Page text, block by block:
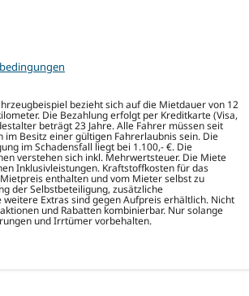
bezieht sich auf die Mietdauer von 12
Die Bezahlung erfolgt per Kreditkarte (Visa,
beträgt 23 Jahre. Alle Fahrer müssen seit
im Besitz einer gültigen Fahrerlaubnis sein. Die
im Schadensfall liegt bei 1.100,- €. Die
verstehen sich inkl. Mehrwertsteuer. Die Miete
Inklusivleistungen. Kraftstoffkosten für das
enthalten und vom Mieter selbst zu
der Selbstbeteiligung, zusätzliche
Extras sind gegen Aufpreis erhältlich. Nicht
und Rabatten kombinierbar. Nur solange
und Irrtümer vorbehalten.